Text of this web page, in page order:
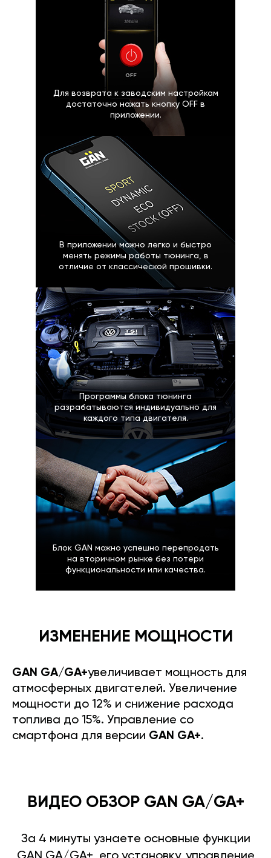
Для возврата к заводским настройкам
достаточно нажать кнопку OFF в
приложении.
В приложении можно легко и быстро
менять режимы работы тюнинга, в
отличие от классической прошивки.
Программы блока тюнинга
разрабатываются индивидуально для
каждого типа двигателя.
Блок GAN можно успешно перепродать
на вторичном рынке без потери
функциональности или качества.
ИЗМЕНЕНИЕ МОЩНОСТИ
GAN GA/GA+увеличивает мощность для
атмосферных двигателей. Увеличение
мощности до 12% и снижение расхода
топлива до 15%. Управление со
смартфона для версии GAN GA+.
ВИДЕО ОБЗОР GAN GA/GA+
За 4 минуты узнаете основные функции